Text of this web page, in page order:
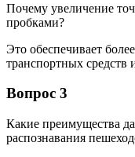
Почему увеличение
пробками?
Это обеспечивает
транспортных средств
Вопрос 3
Какие преимущества
распознавания